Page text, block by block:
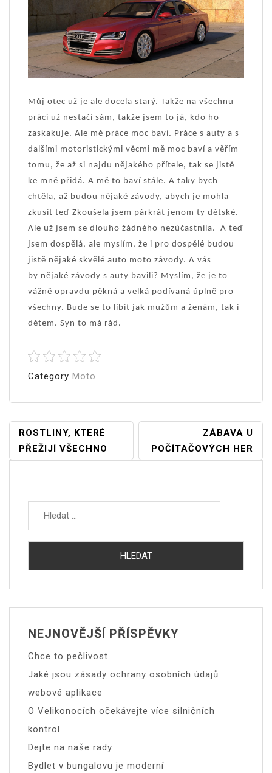
Můj otec už je ale docela starý. Takže na všechnu
práci už nestačí sám, takže jsem to já, kdo ho
zaskakuje. Ale mě práce moc baví. Práce s auty a s
dalšími motoristickými věcmi mě moc baví a věřím
tomu, že až si najdu nějakého přítele, tak se jistě
ke mně přidá. A mě to baví stále. A taky bych
chtěla, až budou nějaké závody, abych je mohla
zkusit teď Zkoušela jsem párkrát jenom ty dětské.
Ale už jsem se dlouho žádného nezúčastnila. A teď
jsem dospělá, ale myslím, že i pro dospělé budou
jistě nějaké skvělé auto moto závody. A vás
by nějaké závody s auty bavili? Myslím, že je to
vážně opravdu pěkná a velká podívaná úplně pro
všechny. Bude se to líbit jak mužům a ženám, tak i
dětem. Syn to má rád.
Category Moto
Navigace
Pro
ROSTLINY, KTERÉ
PŘEŽIJÍ VŠECHNO
ZÁBAVA U
POČÍTAČOVÝCH HER
NEJNOVĚJŠÍ PŘÍSPĚVKY
Chce to pečlivost
Jaké jsou zásady ochrany osobních údajů
webové aplikace
O Velikonocích očekávejte více silničních
kontrol
Dejte na naše rady
Bydlet v bungalovu je moderní